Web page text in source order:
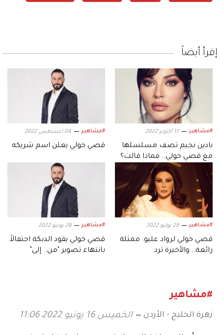
إقرأ أيضاً
#مشاهير 11 أكتوبر 2022
نادين نجيم تصف مسلسلها
مع قصي خولي.. فماذا قالت؟
#مشاهير 04 أغسطس 2022
قصي خولي يعلن اسم شريكه
#مشاهير 29 يوليو 2022
قصي خولي لرواد عليو: ممثلة
رائعة.. والأخيرة ترد
#مشاهير 28 يونيو 2022
قصي خولي يقود الدبكة احتفالاً
بانتهاء تصوير "من.. إلى"
#مشاهير
زهرة الخليج - الأردن الخميس 16 يونيو 2022 11:06